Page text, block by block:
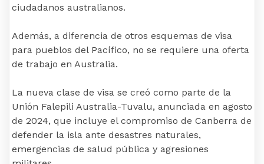
ciudadanos australianos.
Además, a diferencia de otros esquemas de visa
para pueblos del Pacífico, no se requiere una oferta
de trabajo en Australia.
La nueva clase de visa se creó como parte de la
Unión Falepili Australia-Tuvalu, anunciada en agosto
de 2024, que incluye el compromiso de Canberra de
defender la isla ante desastres naturales,
emergencias de salud pública y agresiones